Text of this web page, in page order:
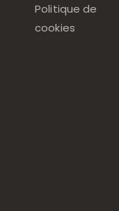
Politique de
cookies